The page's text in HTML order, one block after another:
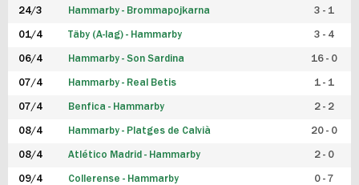
FUTSAL DAM
24/3 Hammarby - Brommapojkarna 3 - 1
01/4 Täby (A-lag) - Hammarby 3 - 4
06/4 Hammarby - Son Sardina 16 - 0
07/4 Hammarby - Real Betis 1 - 1
07/4 Benfica - Hammarby 2 - 2
08/4 Hammarby - Platges de Calvià 20 - 0
08/4 Atlético Madrid - Hammarby 2 - 0
09/4 Collerense - Hammarby 0 - 7